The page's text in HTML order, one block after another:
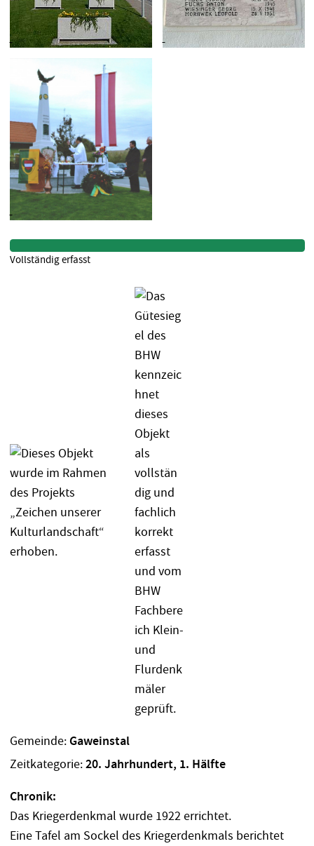
Gemeinde:Gaweinstal
Zeitkategorie:20. Jahrhundert, 1. Hälfte
Chronik:
Das Kriegerdenkmal wurde 1922 errichtet.
Eine Tafel am Sockel des Kriegerdenkmals berichtet
Vollständig erfasst